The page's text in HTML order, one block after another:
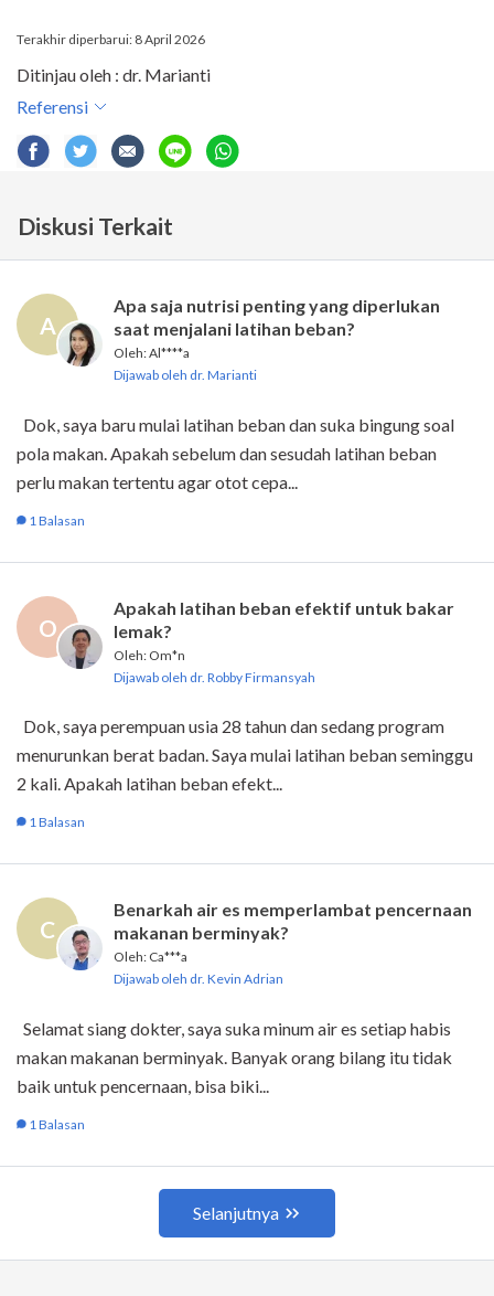
Terakhir diperbarui: 8 April 2026